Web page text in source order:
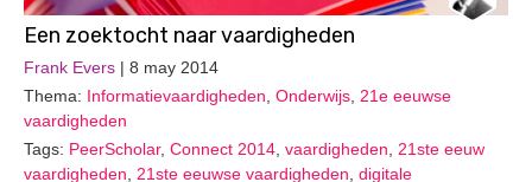
Een zoektocht naar vaardigheden
Frank Evers | 8 may 2014
Thema: Informatievaardigheden Onderwijs 21e eeuwse
vaardigheden
Tags: PeerScholar, Connect 2014 vaardigheden
21ste eeuw
vaardigheden
21ste eeuwse vaardigheden digitale